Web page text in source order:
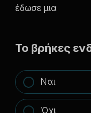
έδωσε μια
Το βρήκες
Ναι
Όχι